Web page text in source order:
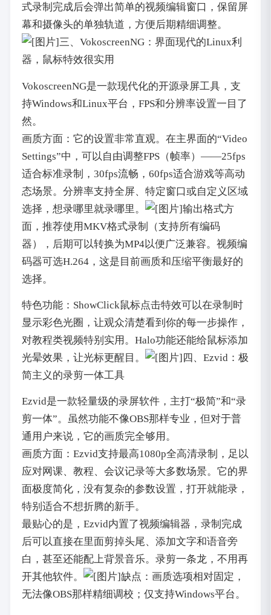
式录制完成后会弹出简单的视频编辑窗口，保留屏
幕和摄像头的单独轨道，方便后期精细调整。
三、VokoscreenNG：界面现代的Linux利
器，鼠标特效很实用
VokoscreenNG是一款现代化的开源录屏工具，支
持Windows和Linux平台，FPS和分辨率设置一目了
然。
画质方面：它的设置非常直观。在主界面的“Video
Settings”中，可以自由调整FPS（帧率）——25fps
适合标准录制，30fps流畅，60fps适合游戏等高动
态场景。分辨率支持全屏、特定窗口或自定义区域
选择，想录哪里就录哪里。
输出格式方
面，推荐使用MKV格式录制（支持所有编码
器），后期可以转换为MP4以便广泛兼容。视频编
码器可选H.264，这是目前画质和压缩平衡最好的
选择。
特色功能：ShowClick鼠标点击特效可以在录制时
显示彩色光圈，让观众清楚看到你的每一步操作，
对教程类视频特别实用。Halo功能还能给鼠标添加
光晕效果，让光标更醒目。
四、Ezvid：极
简主义的录剪一体工具
Ezvid是一款轻量级的录屏软件，主打“极简”和“录
剪一体”。虽然功能不像OBS那样专业，但对于普
通用户来说，它的画质完全够用。
画质方面：Ezvid支持最高1080p全高清录制，足以
应对网课、教程、会议记录等大多数场景。它的界
面极度简化，没有复杂的参数设置，打开就能录，
特别适合不想折腾的新手。
最贴心的是，Ezvid内置了视频编辑器，录制完成
后可以直接在里面剪掉头尾、添加文字和语音旁
白，甚至还能配上背景音乐。录剪一条龙，不用再
开其他软件。
缺点：画质选项相对固定，
无法像OBS那样精细调校；仅支持Windows平台。